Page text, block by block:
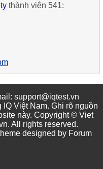
thành viên 541:
support@iqtest.vn
Việt Nam. Ghi rõ nguồn
này. Copyright © Viet
. All rights reserved.
designed by Forum